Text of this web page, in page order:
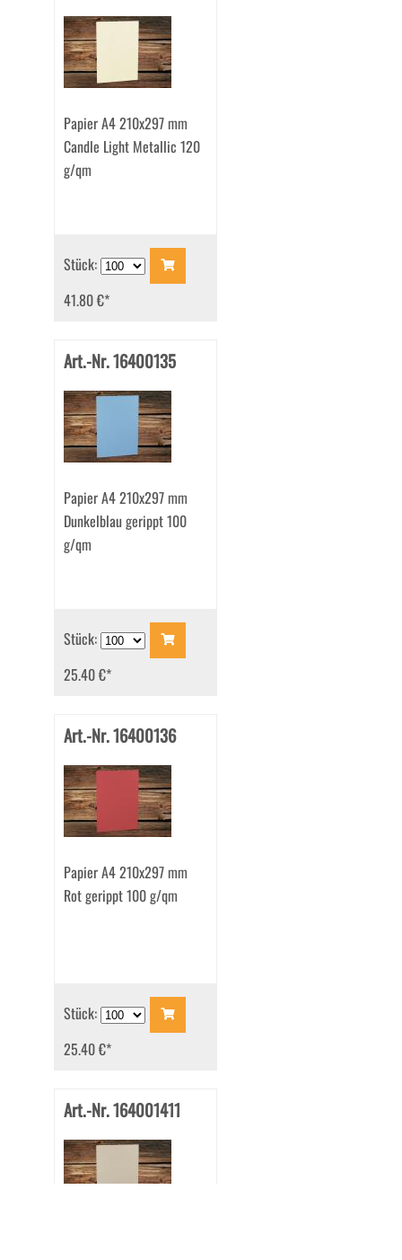
Papier A4 210x297 mm
Candle Light Metallic 120
g/qm
Stück:
41.80 €*
Art.-Nr. 16400135
Papier A4 210x297 mm
Dunkelblau gerippt 100
g/qm
Stück:
25.40 €*
Art.-Nr. 16400136
Papier A4 210x297 mm
Rot gerippt 100 g/qm
Stück:
25.40 €*
Art.-Nr. 164001411